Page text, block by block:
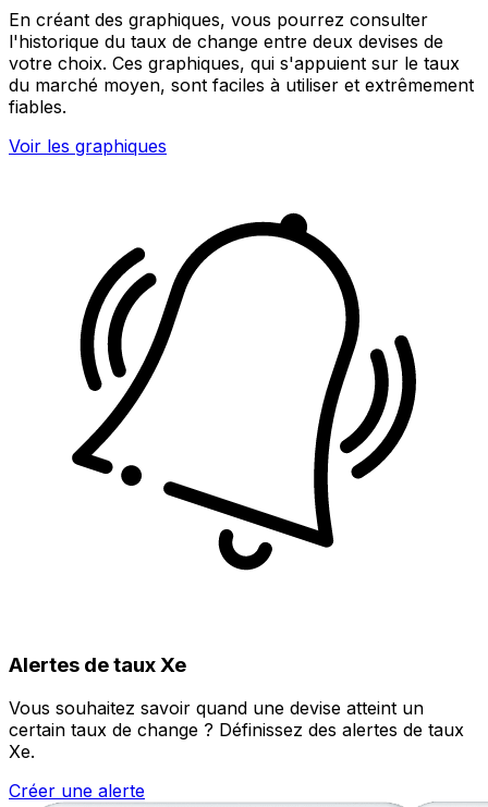
En créant des graphiques, vous pourrez consulter
l'historique du taux de change entre deux devises de
votre choix. Ces graphiques, qui s'appuient sur le taux
du marché moyen, sont faciles à utiliser et extrêmement
fiables.
Voir les graphiques
Alertes de taux Xe
Vous souhaitez savoir quand une devise atteint un
certain taux de change ? Définissez des alertes de taux
Xe.
Créer une alerte